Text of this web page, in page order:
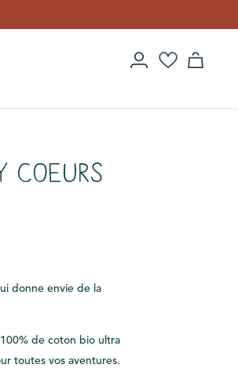
coeurs
donne envie de la
de coton bio ultra
toutes vos aventures.